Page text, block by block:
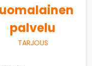
palvelu
TARJOUS